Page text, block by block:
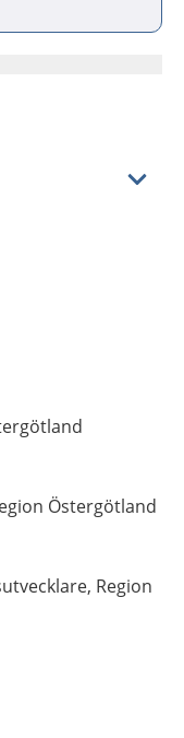
Östergötland
Region